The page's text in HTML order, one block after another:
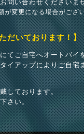
問い合わせくださいま
変更になる場合がござい
だいております！】
てご自宅へオートバイ
イアップによりご自宅
しております。
さい。